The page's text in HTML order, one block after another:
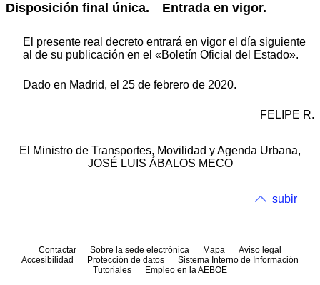
Disposición final única. Entrada en vigor.
El presente real decreto entrará en vigor el día siguiente
al de su publicación en el «Boletín Oficial del Estado».
Dado en Madrid, el 25 de febrero de 2020.
FELIPE R.
El Ministro de Transportes, Movilidad y Agenda Urbana,
JOSÉ LUIS ÁBALOS MECO
subir
Contactar Sobre la sede electrónica Mapa
Aviso legal
Accesibilidad
Protección de datos
Sistema Interno de Información
Tutoriales
Empleo en la AEBOE